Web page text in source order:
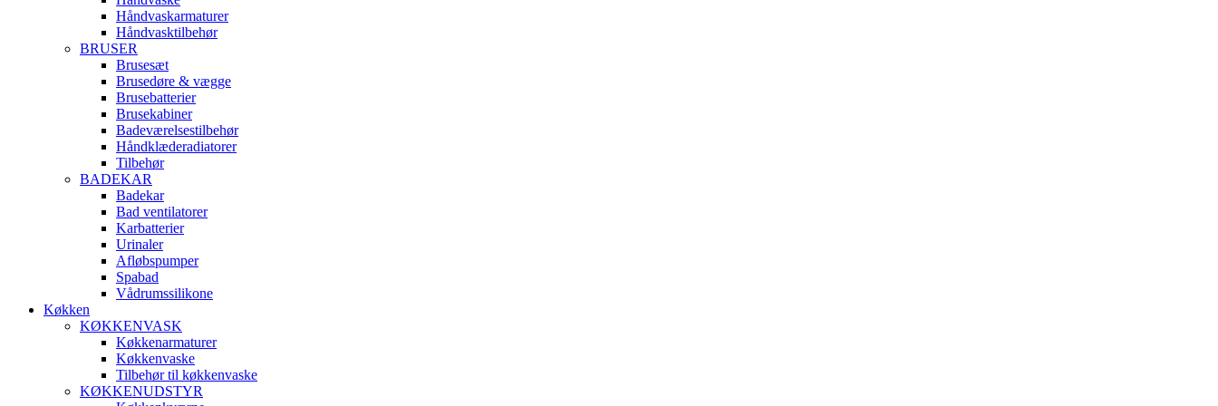
Håndvaskarmaturer
Håndvasktilbehør
BRUSER
Brusesæt
Brusedøre & vægge
Brusebatterier
Brusekabiner
Badeværelsestilbehør
Håndklæderadiatorer
Tilbehør
BADEKAR
Badekar
Bad ventilatorer
Karbatterier
Urinaler
Afløbspumper
Spabad
Vådrumssilikone
Køkken
KØKKENVASK
Køkkenarmaturer
Køkkenvaske
Tilbehør til køkkenvaske
KØKKENUDSTYR